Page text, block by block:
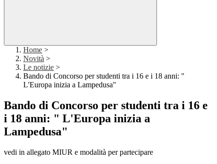
Home >
Novità >
Le notizie >
Bando di Concorso per studenti tra i 16 e i 18 anni: "
L'Europa inizia a Lampedusa"
Bando di Concorso per studenti tra i 16 e
i 18 anni: " L'Europa inizia a
Lampedusa"
vedi in allegato MIUR e modalità per partecipare